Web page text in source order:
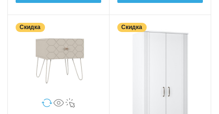
Скидка Скидка